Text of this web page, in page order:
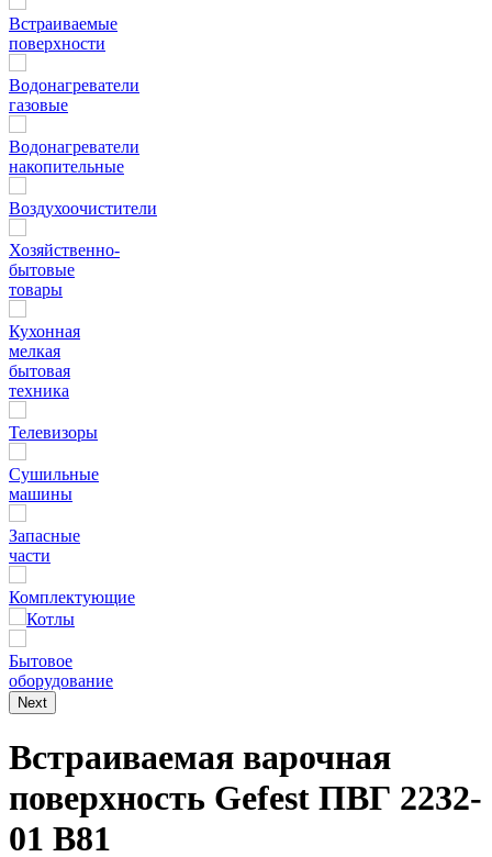
Встраиваемые
поверхности
Водонагреватели
газовые
Водонагреватели
накопительные
Воздухоочистители
Хозяйственно-
бытовые
товары
Кухонная
мелкая
бытовая
техника
Телевизоры
Сушильные
машины
Запасные
части
Комплектующие
Котлы
Бытовое
оборудование
Next
Встраиваемая варочная
поверхность Gefest ПВГ 2232-
01 В81